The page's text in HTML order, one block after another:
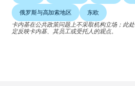
俄罗斯与高加索地区
东欧
卡内基在公共政策问题上不采取机构立场；此
定反映卡内基、其员工或受托人的观点。